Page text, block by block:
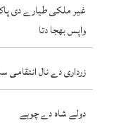
غیر ملکی طیارے دی
واپس بھجا دتا
زرداری دے نال انتقامی
دولے شاہ دے چوہے